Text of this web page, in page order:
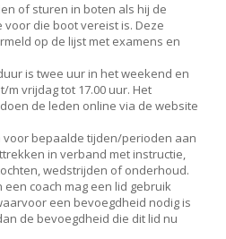
of sturen in boten als hij de
die boot vereist is. Deze
op de lijst met examens en
is twee uur in het weekend en
vrijdag tot 17.00 uur. Het
de leden online via de website
voor bepaalde tijden/perioden aan
in verband met instructie,
wedstrijden of onderhoud.
coach mag een lid gebruik
een bevoegdheid nodig is
de bevoegdheid die dit lid nu